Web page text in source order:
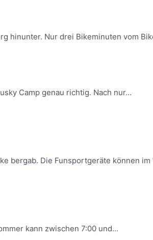
hinunter. Nur drei Bikeminuten vom
Camp genau richtig. Nach nur...
bergab. Die Funsportgeräte können im
kann zwischen 7:00 und...